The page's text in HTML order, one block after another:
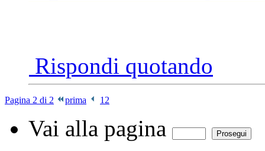
Rispondi quotando
Pagina 2 di 2 prima 1 2
Vai alla pagina